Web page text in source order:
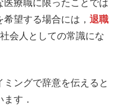
療職に限ったことでは
望する場合には， 退職
会人としての常識にな
ミングで辞意を伝えると
す．